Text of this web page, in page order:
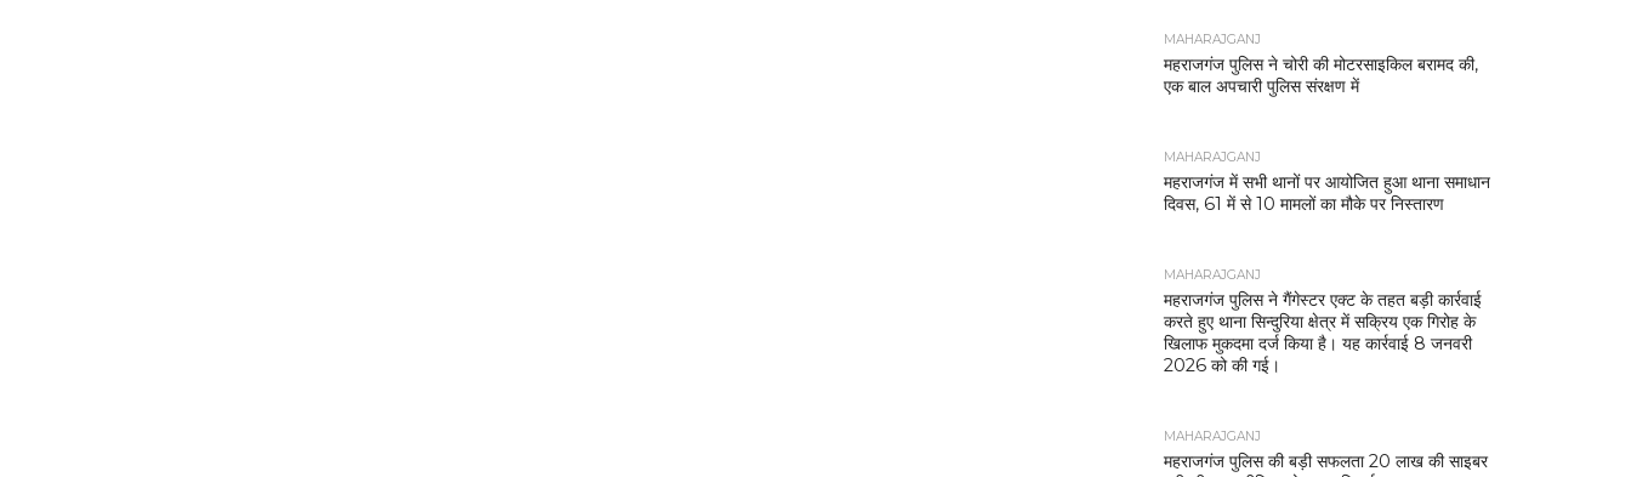
MAHARAJGANJ
महराजगंज पुलिस ने चोरी की मोटरसाइकिल बरामद की,
एक बाल अपचारी पुलिस संरक्षण में
MAHARAJGANJ
महराजगंज में सभी थानों पर आयोजित हुआ थाना समाधान
दिवस, 61 में से 10 मामलों का मौके पर निस्तारण
MAHARAJGANJ
महराजगंज पुलिस ने गैंगेस्टर एक्ट के तहत बड़ी कार्रवाई
करते हुए थाना सिन्दुरिया क्षेत्र में सक्रिय एक गिरोह के
खिलाफ मुकदमा दर्ज किया है। यह कार्रवाई 8 जनवरी
2026 को की गई।
MAHARAJGANJ
महराजगंज पुलिस की बड़ी सफलता 20 लाख की साइबर